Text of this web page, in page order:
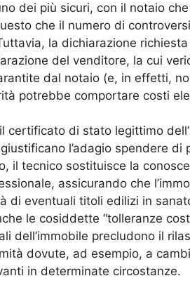
dei più sicuri, con il notaio
che il numero di
la dichiarazione
del venditore, la cui
dal notaio (e, in effetti,
potrebbe comportare costi
certificato di stato legittimo
l’adagio spendere di
il tecnico sostituisce la
assicurando che
di eventuali titoli edilizi in
le cosiddette “tolleranze
dell’immobile precludono il
dovute, ad esempio, a
in determinate circostanze.